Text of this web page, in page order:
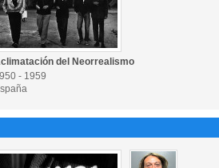
del Neorrealismo
- 1959